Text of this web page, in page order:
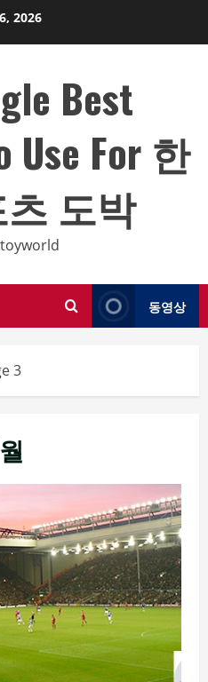
2026
Best
Use For 한
도박
동영상
3